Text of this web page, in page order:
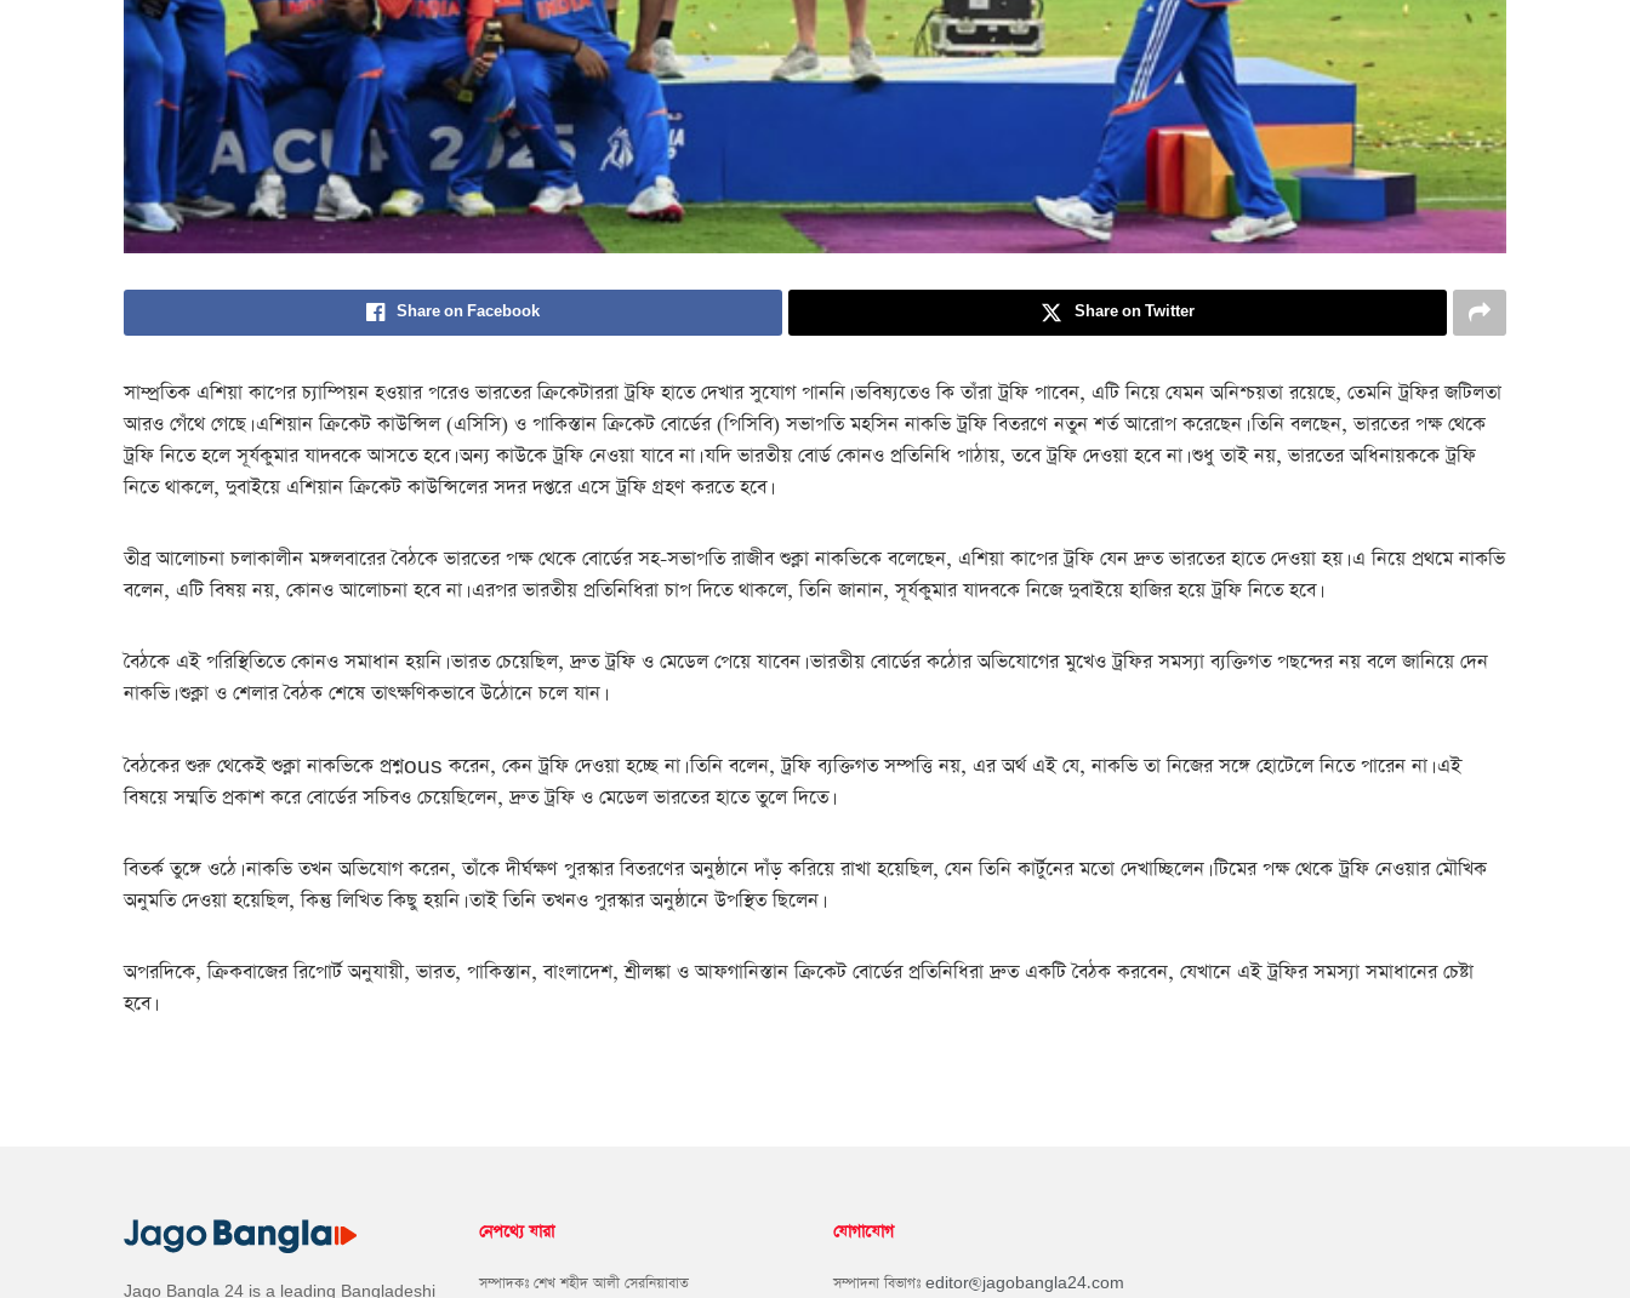
Share on Facebook Share on Twitter
সাম্প্রতিক এশিয়া কাপের চ্যাম্পিয়ন হওয়ার পরেও ভারতের ক্রিকেটাররা ট্রফি হাতে দেখার সুযোগ পাননি। ভবিষ্যতেও কি তাঁরা ট্রফি পাবেন, এটি নিয়ে যেমন অনিশ্চয়তা রয়েছে, তেমনি ট্রফির জটিলতা
আরও গেঁথে গেছে। এশিয়ান ক্রিকেট কাউন্সিল (এসিসি) ও পাকিস্তান ক্রিকেট বোর্ডের (পিসিবি) সভাপতি মহসিন নাকভি ট্রফি বিতরণে নতুন শর্ত আরোপ করেছেন। তিনি বলছেন, ভারতের পক্ষ থেকে
ট্রফি নিতে হলে সূর্যকুমার যাদবকে আসতে হবে। অন্য কাউকে ট্রফি নেওয়া যাবে না। যদি ভারতীয় বোর্ড কোনও প্রতিনিধি পাঠায়, তবে ট্রফি দেওয়া হবে না। শুধু তাই নয়, ভারতের অধিনায়ককে ট্রফি
নিতে থাকলে, দুবাইয়ে এশিয়ান ক্রিকেট কাউন্সিলের সদর দপ্তরে এসে ট্রফি গ্রহণ করতে হবে।
তীব্র আলোচনা চলাকালীন মঙ্গলবারের বৈঠকে ভারতের পক্ষ থেকে বোর্ডের সহ-সভাপতি রাজীব শুক্লা নাকভিকে বলেছেন, এশিয়া কাপের ট্রফি যেন দ্রুত ভারতের হাতে দেওয়া হয়। এ নিয়ে প্রথমে নাকভি
বলেন, এটি বিষয় নয়, কোনও আলোচনা হবে না। এরপর ভারতীয় প্রতিনিধিরা চাপ দিতে থাকলে, তিনি জানান, সূর্যকুমার যাদবকে নিজে দুবাইয়ে হাজির হয়ে ট্রফি নিতে হবে।
বৈঠকে এই পরিস্থিতিতে কোনও সমাধান হয়নি। ভারত চেয়েছিল, দ্রুত ট্রফি ও মেডেল পেয়ে যাবেন। ভারতীয় বোর্ডের কঠোর অভিযোগের মুখেও ট্রফির সমস্যা ব্যক্তিগত পছন্দের নয় বলে জানিয়ে দেন
নাকভি। শুক্লা ও শেলার বৈঠক শেষে তাৎক্ষণিকভাবে উঠোনে চলে যান।
বৈঠকের শুরু থেকেই শুক্লা নাকভিকে প্রশ্নous করেন, কেন ট্রফি দেওয়া হচ্ছে না। তিনি বলেন, ট্রফি ব্যক্তিগত সম্পত্তি নয়, এর অর্থ এই যে, নাকভি তা নিজের সঙ্গে হোটেলে নিতে পারেন না। এই
বিষয়ে সম্মতি প্রকাশ করে বোর্ডের সচিবও চেয়েছিলেন, দ্রুত ট্রফি ও মেডেল ভারতের হাতে তুলে দিতে।
বিতর্ক তুঙ্গে ওঠে। নাকভি তখন অভিযোগ করেন, তাঁকে দীর্ঘক্ষণ পুরস্কার বিতরণের অনুষ্ঠানে দাঁড় করিয়ে রাখা হয়েছিল, যেন তিনি কার্টুনের মতো দেখাচ্ছিলেন। টিমের পক্ষ থেকে ট্রফি নেওয়ার মৌখিক
অনুমতি দেওয়া হয়েছিল, কিন্তু লিখিত কিছু হয়নি। তাই তিনি তখনও পুরস্কার অনুষ্ঠানে উপস্থিত ছিলেন।
অপরদিকে, ক্রিকবাজের রিপোর্ট অনুযায়ী, ভারত, পাকিস্তান, বাংলাদেশ, শ্রীলঙ্কা ও আফগানিস্তান ক্রিকেট বোর্ডের প্রতিনিধিরা দ্রুত একটি বৈঠক করবেন, যেখানে এই ট্রফির সমস্যা সমাধানের চেষ্টা
হবে।
Jago Bangla 24 is a leading Bangladeshi
নেপথ্যে যারা
সম্পাদকঃ শেখ শহীদ আলী সেরনিয়াবাত
যোগাযোগ
সম্পাদনা বিভাগঃ editor@jagobangla24.com